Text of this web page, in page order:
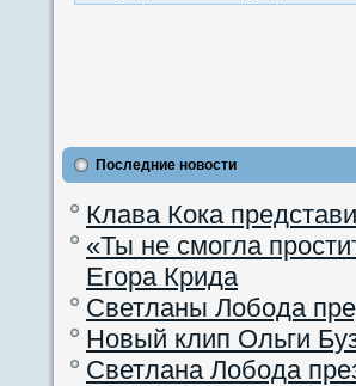
Последние новости
Клава Кока
«Ты не смогла
Егора Крида
Светланы Лобода
Новый клип Ольги
Светлана Лобода